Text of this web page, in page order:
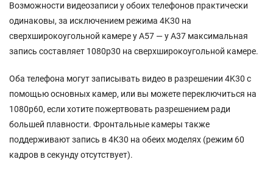
Возможности видеозаписи у обоих телефонов практически
одинаковы, за исключением режима 4K30 на
сверхширокоугольной камере у A57 — у A37 максимальная
запись составляет 1080p30 на сверхширокоугольной камере.
Оба телефона могут записывать видео в разрешении 4K30 с
помощью основных камер, или вы можете переключиться на
1080p60, если хотите пожертвовать разрешением ради
большей плавности. Фронтальные камеры также
поддерживают запись в 4K30 на обеих моделях (режим 60
кадров в секунду отсутствует).